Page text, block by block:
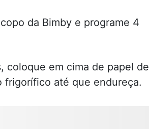
da Bimby e programe 4
coloque em cima de papel de
frigorífico até que endureça.